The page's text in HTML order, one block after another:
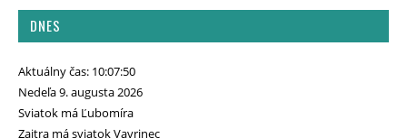
DNES
Aktuálny čas: 10:07:52
Nedeľa 9. augusta 2026
Sviatok má Ľubomíra
Zajtra má sviatok Vavrinec